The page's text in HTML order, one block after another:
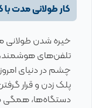
کار طولانی مدت
خیره شدن طولانی
تلفن‌های
چشم در دنیای
پلک زدن و قرار
دستگاه‌ها،